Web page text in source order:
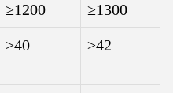
≥1200 ≥1300
≥40 ≥42